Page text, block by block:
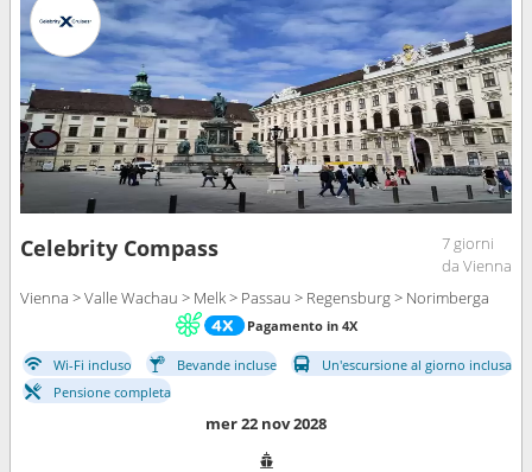
Celebrity Compass
7 giorni
da Vienna
Vienna > Valle Wachau > Melk > Passau > Regensburg > Norimberga
Pagamento in 4X
Wi-Fi incluso Bevande incluse
Un'escursione al giorno inclusa
Pensione completa
mer 22 nov 2028